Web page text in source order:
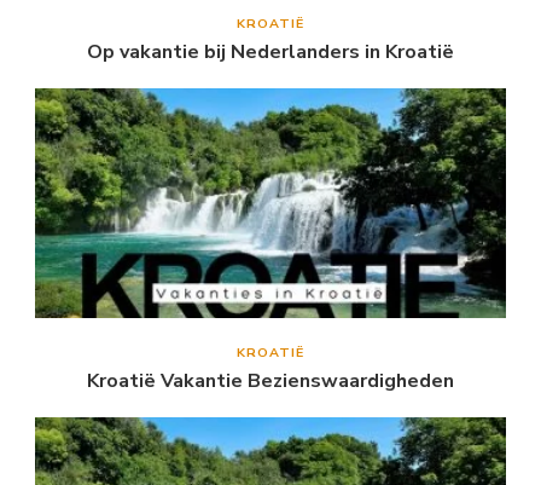
KROATIË
Op vakantie bij Nederlanders in Kroatië
KROATIË
Kroatië Vakantie Bezienswaardigheden